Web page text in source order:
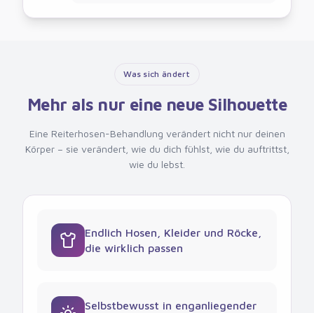
Was sich ändert
Mehr als nur eine neue Silhouette
Eine Reiterhosen-Behandlung verändert nicht nur deinen
Körper – sie verändert, wie du dich fühlst, wie du auftrittst,
wie du lebst.
Endlich Hosen, Kleider und Röcke,
die wirklich passen
Selbstbewusst in enganliegender